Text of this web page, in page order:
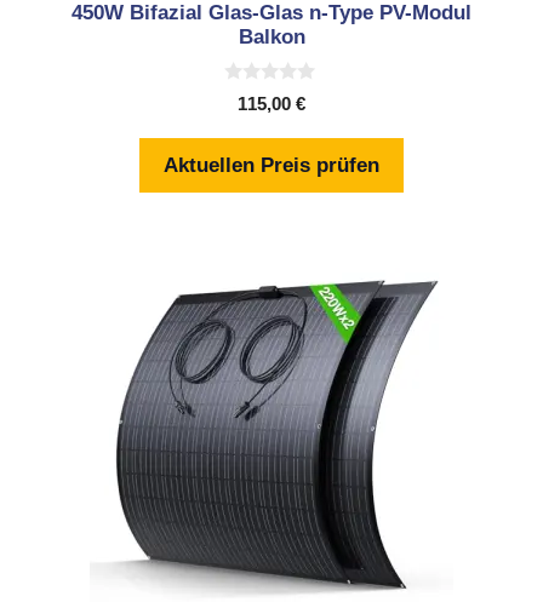
450W Bifazial Glas-Glas n-Type PV-Modul
Balkon
5
115,00 €
Aktuellen Preis prüfen